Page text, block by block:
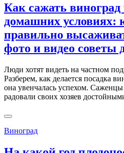
Как сажать
домашних условиях:
правильно
фото и видео
Люди хотят видеть на частном
Разберем, как делается посадка
она увенчалась успехом.
радовали своих хозяев
Виноград